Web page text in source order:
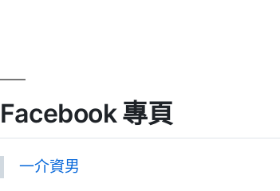
Facebook 專頁
一介資男